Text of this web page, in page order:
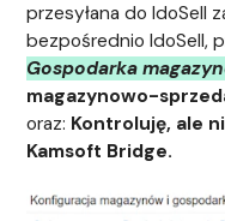
przesyłana do IdoSell
bezpośrednio IdoSell,
Gospodarka
magazynowo-
oraz: Kontroluję, ale
Kamsoft Bridge.